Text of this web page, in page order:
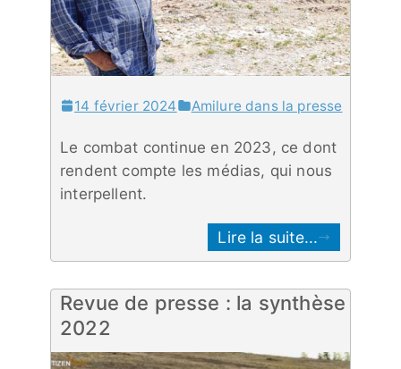
14 février 2024 Amilure dans la presse
Le combat continue en 2023, ce dont
rendent compte les médias, qui nous
interpellent.
Lire la suite...
Revue de presse : la synthèse
2022